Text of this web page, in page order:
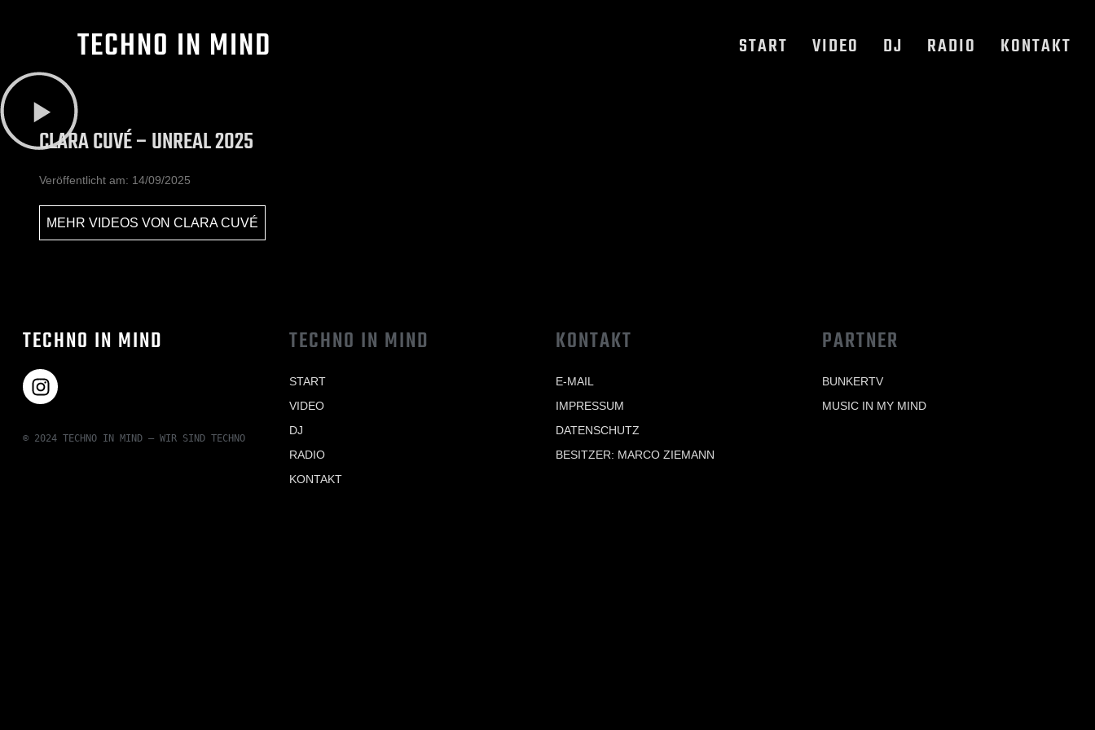
TECHNO IN MIND START VIDEO DJ RADIO KONTAKT
CLARA CUVÉ – UNREAL 2025
Veröffentlicht am: 14/09/2025
MEHR VIDEOS VON CLARA CUVÉ
TECHNO IN MIND
© 2024 TECHNO IN MIND – WIR SIND TECHNO
TECHNO IN MIND
START
VIDEO
DJ
RADIO
KONTAKT
KONTAKT
E-MAIL
IMPRESSUM
DATENSCHUTZ
BESITZER: MARCO ZIEMANN
PARTNER
BUNKERTV
MUSIC IN MY MIND